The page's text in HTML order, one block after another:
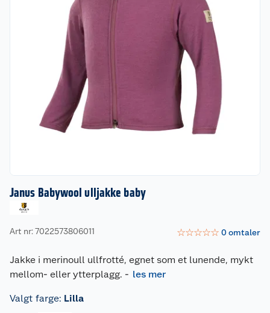
Janus Babywool ulljakke baby
Art nr: 7022573806011 ☆☆☆☆☆ 0omtaler
Jakke i merinoull ullfrotté, egnet som et lunende, mykt
mellom- eller ytterplagg. - les mer
Valgt farge: Lilla